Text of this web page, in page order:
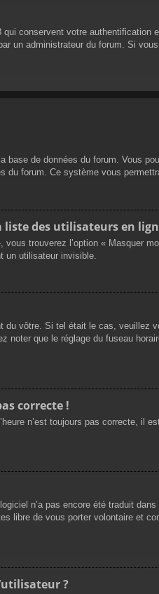
conservent votre
un administrateur du forum. Si
de données du forum. Vous
du forum. Ce système vous
des utilisateurs en
vous trouverez l’option «
un utilisateur invisible.
du vôtre. Si tel était le cas,
que le réglage du fuseau
correcte !
n’est toujours pas correcte, il
n’a pas encore été traduit
libre de vous porter volontaire et
?